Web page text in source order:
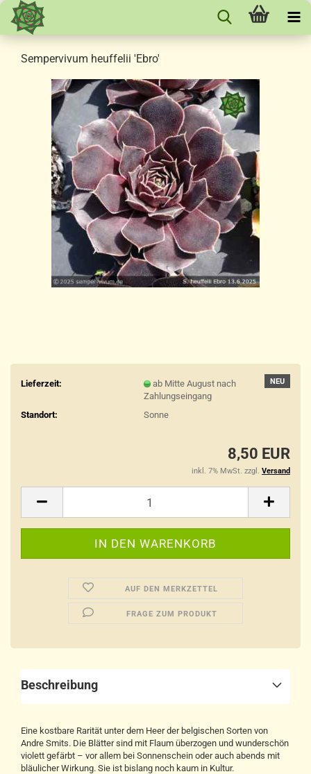
Sempervivum heuffelii 'Ebro'
NEU
Lieferzeit:
ab Mitte August nach
Zahlungseingang
Standort:
Sonne
8,50 EUR
inkl. 7% MwSt. zzgl. Versand
AUF DEN MERKZETTEL
FRAGE ZUM PRODUKT
Beschreibung
Eine kostbare Rarität unter dem Heer der belgischen Sorten von
Andre Smits. Die Blätter sind mit Flaum überzogen und wunderschön
violett gefärbt – vor allem bei Sonnenschein oder auch abends mit
bläulicher Wirkung. Sie ist bislang noch kaum in Kultur.